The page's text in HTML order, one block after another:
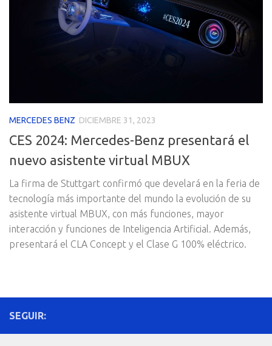
MERCEDES BENZ DICIEMBRE 31, 2023
CES 2024: Mercedes-Benz presentará el
nuevo asistente virtual MBUX
La firma de Stuttgart confirmó que develará en la feria de
tecnología más importante del mundo la evolución de su
asistente virtual MBUX, con más funciones, mayor
interacción y funciones de Inteligencia Artificial. Además,
presentará el CLA Concept y el Clase G 100% eléctrico.
SEGUIR: